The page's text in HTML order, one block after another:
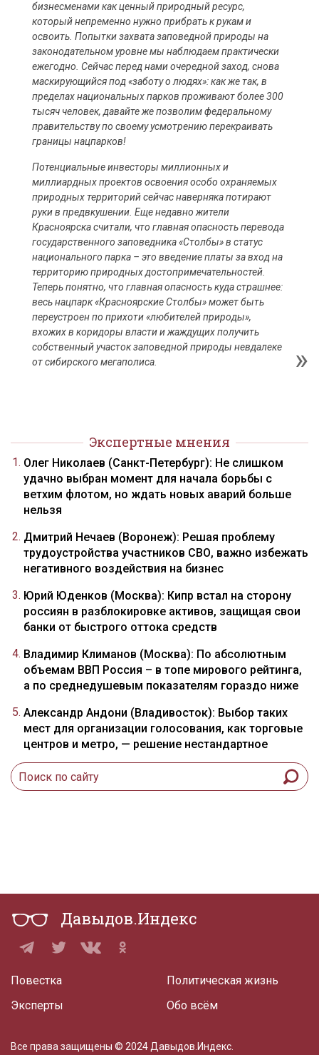
бизнесменами как ценный природный ресурс,
который непременно нужно прибрать к рукам и
освоить. Попытки захвата заповедной природы на
законодательном уровне мы наблюдаем практически
ежегодно. Сейчас перед нами очередной заход, снова
маскирующийся под «заботу о людях»: как же так, в
пределах национальных парков проживают более 300
тысяч человек, давайте же позволим федеральному
правительству по своему усмотрению перекраивать
границы нацпарков!
Потенциальные инвесторы миллионных и
миллиардных проектов освоения особо охраняемых
природных территорий сейчас наверняка потирают
руки в предвкушении. Еще недавно жители
Красноярска считали, что главная опасность перевода
государственного заповедника «Столбы» в статус
национального парка – это введение платы за вход на
территорию природных достопримечательностей.
Теперь понятно, что главная опасность куда страшнее:
весь нацпарк «Красноярские Столбы» может быть
переустроен по прихоти «любителей природы»,
вхожих в коридоры власти и жаждущих получить
собственный участок заповедной природы невдалеке
от сибирского мегаполиса.
Экспертные мнения
Олег Николаев (Санкт-Петербург): Не слишком
удачно выбран момент для начала борьбы с
ветхим флотом, но ждать новых аварий больше
нельзя
Дмитрий Нечаев (Воронеж): Решая проблему
трудоустройства участников СВО, важно избежать
негативного воздействия на бизнес
Юрий Юденков (Москва): Кипр встал на сторону
россиян в разблокировке активов, защищая свои
банки от быстрого оттока средств
Владимир Климанов (Москва): По абсолютным
объемам ВВП Россия – в топе мирового рейтинга,
а по среднедушевым показателям гораздо ниже
Александр Андони (Владивосток): Выбор таких
мест для организации голосования, как торговые
центров и метро, — решение нестандартное
Давыдов.Индекс
Повестка
Эксперты
Политическая жизнь
Обо всём
Все права защищены © 2024 Давыдов.Индекс.